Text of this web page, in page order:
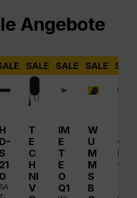
Angebote
H
D-
21
0
SA
SALE
T
E
C
H
NI
V
SALE
IM
E
T
E
O
Q1
SALE
W
U
M
M
S
B
A
QI
N
O
V
A